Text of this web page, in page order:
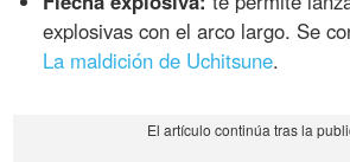
explosivas con el arco largo. Se
La maldición de Uchitsune.